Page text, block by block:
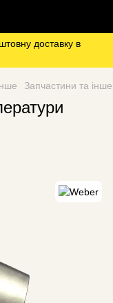
доставку в
Запчастини та